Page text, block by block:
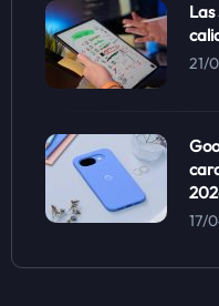
21/
17/